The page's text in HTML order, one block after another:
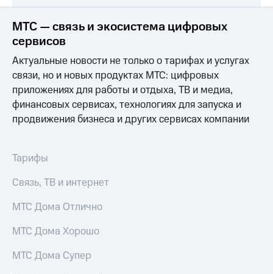
МТС — связь и экосистема цифровых
сервисов
Актуальные новости не только о тарифах и услугах
связи, но и новых продуктах МТС: цифровых
приложениях для работы и отдыха, ТВ и медиа,
финансовых сервисах, технологиях для запуска и
продвижения бизнеса и других сервисах компании
Тарифы
Связь, ТВ и интернет
МТС Дома Отлично
МТС Дома Хорошо
МТС Дома Супер